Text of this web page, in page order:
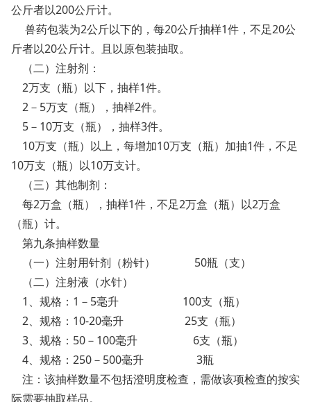
公斤者以200公斤计。
兽药包装为2公斤以下的，每20公斤抽样1件，不足20公
斤者以20公斤计。且以原包装抽取。
（二）注射剂：
2万支（瓶）以下，抽样1件。
2－5万支（瓶），抽样2件。
5－10万支（瓶），抽样3件。
10万支（瓶）以上，每增加10万支（瓶）加抽1件，不足
10万支（瓶）以10万支计。
（三）其他制剂：
每2万盒（瓶），抽样1件，不足2万盒（瓶）以2万盒
（瓶）计。
第九条抽样数量
（一）注射用针剂（粉针） 50瓶（支）
（二）注射液（水针）
1、规格：1－5毫升 100支（瓶）
2、规格：10-20毫升 25支（瓶）
3、规格：50－100毫升 6支（瓶）
4、规格：250－500毫升 3瓶
注：该抽样数量不包括澄明度检查，需做该项检查的按实
际需要抽取样品。